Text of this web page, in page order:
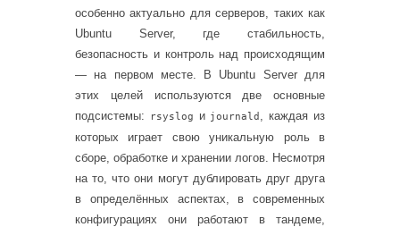
особенно актуально для серверов, таких как
Ubuntu Server, где стабильность,
безопасность и контроль над происходящим
— на первом месте. В Ubuntu Server для
этих целей используются две основные
подсистемы:
rsyslog и journald , каждая из
которых играет свою уникальную роль в
сборе, обработке и хранении логов. Несмотря
на то, что они могут дублировать друг друга
в определённых аспектах, в современных
конфигурациях они работают в тандеме,